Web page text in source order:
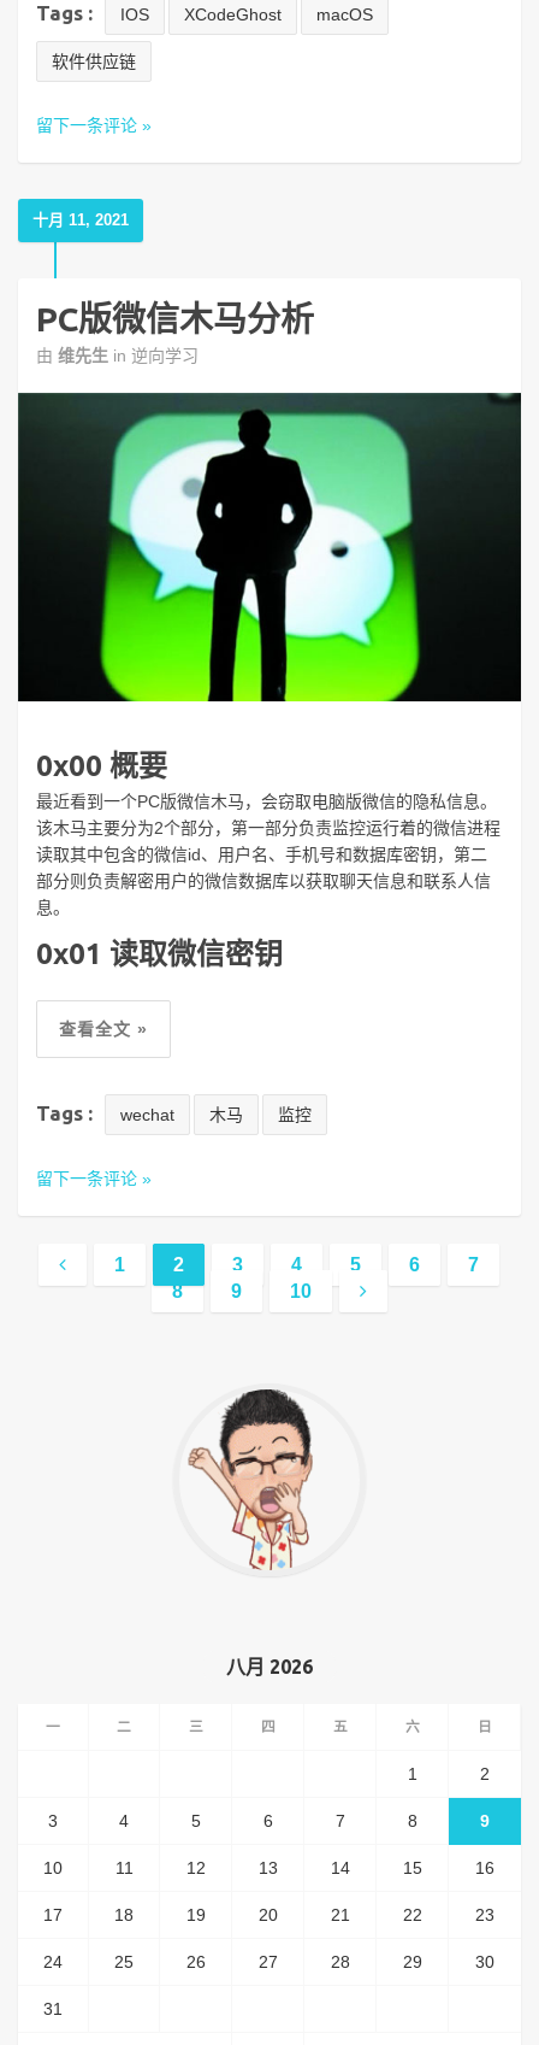
Tags : IOS XCodeGhost macOS
软件供应链
留下一条评论 »
十月 11, 2021
PC版微信木马分析
由 维先生 in 逆向学习
0x00 概要
最近看到一个PC版微信木马，会窃取电脑版微信的隐私信息。
该木马主要分为2个部分，第一部分负责监控运行着的微信进程
读取其中包含的微信id、用户名、手机号和数据库密钥，第二
部分则负责解密用户的微信数据库以获取聊天信息和联系人信
息。
0x01 读取微信密钥
查看全文 »
Tags : wechat 木马 监控
留下一条评论 »
1 2 3 4 5 6
7
8
9 10
八月 2026
一 二 三 四 五 六 日
1 2
3 4 5 6 7 8 9
10 11 12 13 14 15 16
17 18 19 20 21 22 23
24 25 26 27 28 29 30
31